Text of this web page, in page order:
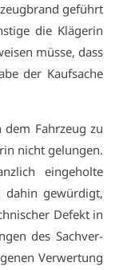
ge­führt
die Klä­ge­rin
müs­se, dass
der Kauf­sa­che
Fahr­zeug zu
nicht ge­lun­gen.
ein­ge­hol­te
da­hin ge­wür­digt,
De­fekt in
des Sach­ver­
Ver­wer­tung